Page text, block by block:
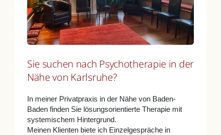
Sie suchen nach Psychotherapie in der
Nähe von Karlsruhe?
In meiner Privatpraxis in der Nähe von Baden-
Baden finden Sie lösungsorientierte Therapie mit
systemischem Hintergrund.
Meinen Klienten biete ich Einzelgespräche in